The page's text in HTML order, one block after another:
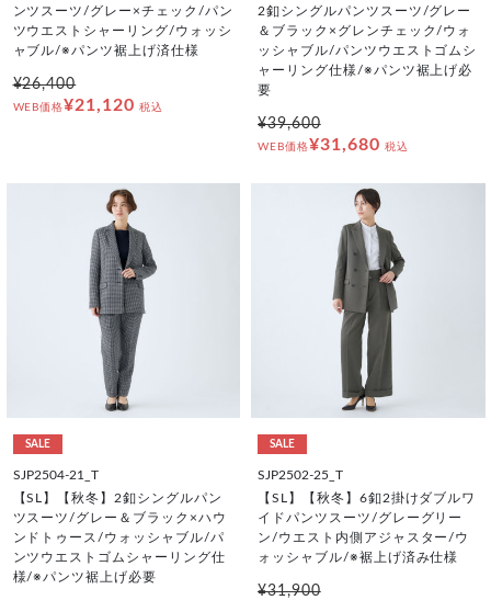
ンツスーツ/グレー×チェック/パン
ツウエストシャーリング/ウォッシ
ャブル/※パンツ裾上げ済仕様
¥26,400
WEB価格¥21,120 税込
2釦シングルパンツスーツ/グレー
＆ブラック×グレンチェック/ウォ
ッシャブル/パンツウエストゴムシ
ャーリング仕様/※パンツ裾上げ必
要
¥39,600
WEB価格¥31,680 税込
SALE
SJP2504-21_T
【SL】【秋冬】2釦シングルパン
ツスーツ/グレー＆ブラック×ハウ
ンドトゥース/ウォッシャブル/パ
ンツウエストゴムシャーリング仕
様/※パンツ裾上げ必要
SALE
SJP2502-25_T
【SL】【秋冬】6釦2掛けダブルワ
イドパンツスーツ/グレーグリー
ン/ウエスト内側アジャスター/ウ
ォッシャブル/※裾上げ済み仕様
¥31,900